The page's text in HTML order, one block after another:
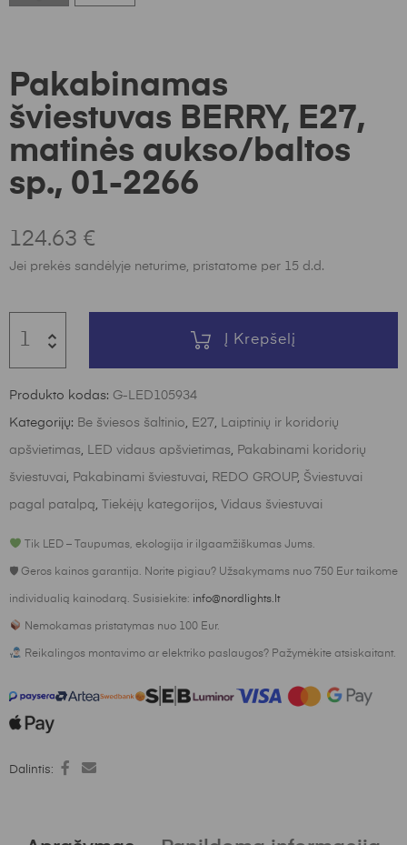
Pakabinamas
šviestuvas BERRY, E27,
matinės aukso/baltos
sp., 01-2266
124.63 €
Jei prekės sandėlyje neturime, pristatome per 15 d.d.
Į Krepšelį
Produkto kodas: G-LED105934
Kategorijų: Be šviesos šaltinio E27 Laiptinių ir koridorių
apšvietimas LED vidaus apšvietimas Pakabinami koridorių
šviestuvai Pakabinami šviestuvai REDO GROUP, Šviestuvai
pagal patalpą Tiekėjų kategorijos Vidaus šviestuvai
Tik LED – Taupumas, ekologija ir ilgaamžiškumas Jums.
🛡 Geros kainos garantija. Norite pigiau? Užsakymams nuo 750 Eur taikome
individualią kainodarą. Susisiekite: info@nordlights.lt
Nemokamas pristatymas nuo 100 Eur.
Reikalingos montavimo ar elektriko paslaugos? Pažymėkite atsiskaitant.
Dalintis: